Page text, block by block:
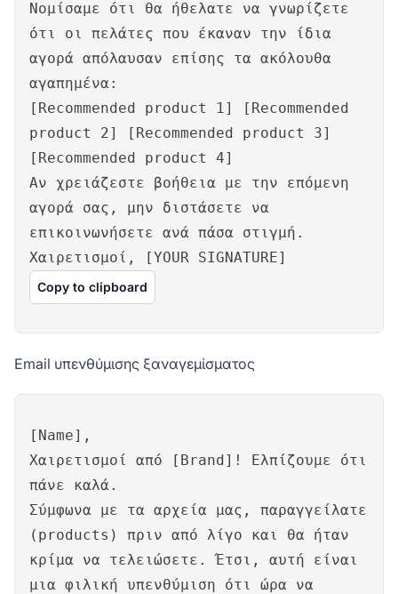
Νομίσαμε ότι θα ήθελατε να γνωρίζετε
ότι οι πελάτες που έκαναν την ίδια
αγορά απόλαυσαν επίσης τα ακόλουθα
αγαπημένα:
[Recommended product 1] [Recommended
product 2] [Recommended product 3]
[Recommended product 4]
Αν χρειάζεστε βοήθεια με την επόμενη
αγορά σας, μην διστάσετε να
επικοινωνήσετε ανά πάσα στιγμή.
Χαιρετισμοί, [YOUR SIGNATURE]
Copy to clipboard
Email υπενθύμισης ξαναγεμίσματος
[Name],
Χαιρετισμοί από [Brand]! Ελπίζουμε ότι
πάνε καλά.
Σύμφωνα με τα αρχεία μας, παραγγείλατε
(products) πριν από λίγο και θα ήταν
κρίμα να τελειώσετε. Έτσι, αυτή είναι
μια φιλική υπενθύμιση ότι ώρα να